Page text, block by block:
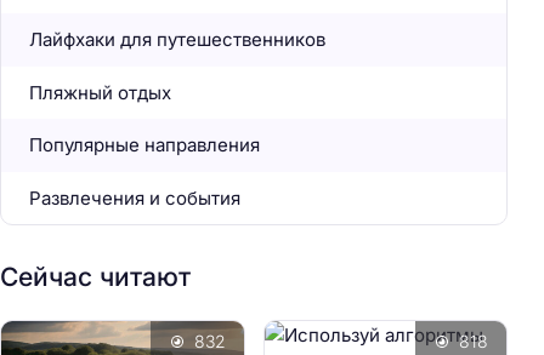
Лайфхаки для путешественников
Пляжный отдых
Популярные направления
Развлечения и события
Сейчас читают
832 818